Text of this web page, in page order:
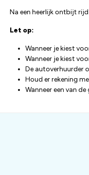
Na een heerlijk ontbijt
Let op:
Wanneer je kiest
Wanneer je kiest
De autoverhuurder
Houd er rekening
Wanneer een van